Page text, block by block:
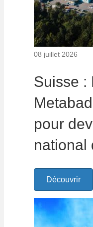
08 juillet 2026
Suisse :
pour
national
Découvrir